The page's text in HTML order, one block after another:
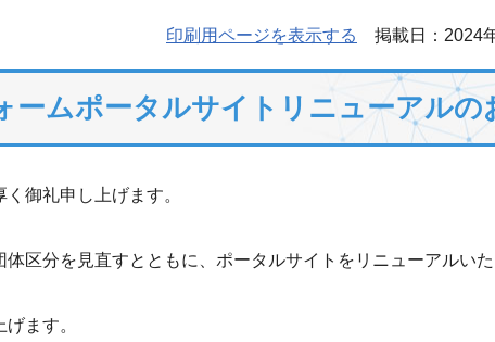
印刷用ページを表示する 掲載日：2024
ームポータルサイトリニューアルの
御礼申し上げます。
分を見直すとともに、ポータルサイトをリニューアルいた
ます。